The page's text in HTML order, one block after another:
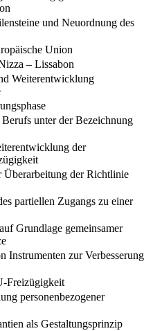
und Neuordnung des
Union
– Lissabon
Weiterentwicklung
unter der Bezeichnung
der
der Richtlinie
partiellen Zugangs zu einer
Grundlage gemeinsamer
Instrumenten zur Verbesserung
Freizügigkeit
personenbezogener
als Gestaltungsprinzip